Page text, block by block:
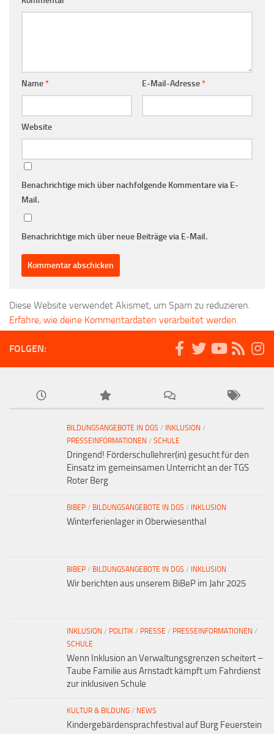
Name* E-Mail-Adresse*
Website
Benachrichtige mich über nachfolgende Kommentare via E-
Mail.
Benachrichtige mich über neue Beiträge via E-Mail.
Diese Website verwendet Akismet, um Spam zu reduzieren.
Erfahre, wie deine Kommentardaten verarbeitet werden.
FOLGEN:
BILDUNGSANGEBOTE IN DGS / INKLUSION /
PRESSEINFORMATIONEN / SCHULE
Dringend! Förderschullehrer(in) gesucht für den
Einsatz im gemeinsamen Unterricht an der TGS
Roter Berg
BIBEP / BILDUNGSANGEBOTE IN DGS / INKLUSION
Winterferienlager in Oberwiesenthal
BIBEP / BILDUNGSANGEBOTE IN DGS / INKLUSION
Wir berichten aus unserem BiBeP im Jahr 2025
INKLUSION / POLITIK / PRESSE / PRESSEINFORMATIONEN /
SCHULE
Wenn Inklusion an Verwaltungsgrenzen scheitert –
Taube Familie aus Arnstadt kämpft um Fahrdienst
zur inklusiven Schule
KULTUR & BILDUNG / NEWS
Kindergebärdensprachfestival auf Burg Feuerstein